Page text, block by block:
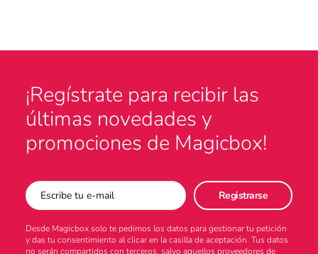
¡Regístrate para recibir las
últimas novedades y
promociones de Magicbox!
Desde Magicbox solo te pedimos los datos para gestionar tu petición
y das tu consentimiento al clicar en la casilla de aceptación. Tus datos
no serán compartidos con terceros, salvo aquellos proveedores de